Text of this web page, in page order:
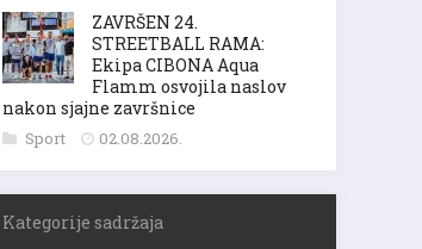
ZAVRŠEN 24.
STREETBALL RAMA:
Ekipa CIBONA Aqua
Flamm osvojila naslov
nakon sjajne završnice
Sport 02.08.2026.
Kategorije sadržaja